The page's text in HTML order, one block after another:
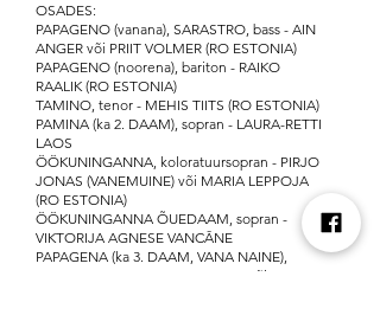
OSADES:
PAPAGENO (vanana), SARASTRO, bass - AIN
ANGER või PRIIT VOLMER (RO ESTONIA)
PAPAGENO (noorena), bariton - RAIKO
RAALIK (RO ESTONIA)
TAMINO, tenor - MEHIS TIITS (RO ESTONIA)
PAMINA (ka 2. DAAM), sopran - LAURA-RETTI
LAOS
ÖÖKUNINGANNA, koloratuursopran - PIRJO
JONAS (VANEMUINE) või MARIA LEPPOJA
(RO ESTONIA)
ÖÖKUNINGANNA ÕUEDAAM, sopran -
VIKTORIJA AGNESE VANCĀNE
PAPAGENA (ka 3. DAAM, VANA NAINE),
metsosopran - SANDRA LAAGUS või KADRI